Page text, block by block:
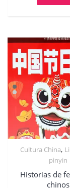
Cultura China,
pinyin
Historias de
chinos